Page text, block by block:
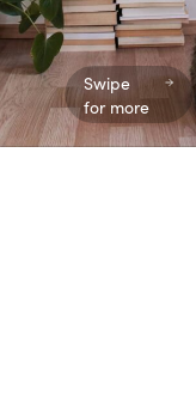
Swipe
for more